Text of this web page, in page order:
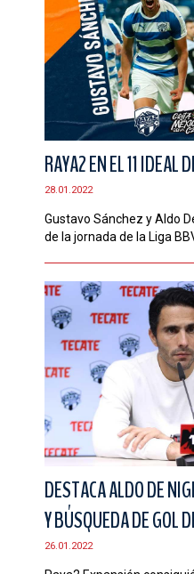
RAYA2 EN EL 11 IDEAL
28.01.2022
Gustavo Sánchez y Aldo
de la jornada de la Liga
DESTACA ALDO DE
Y BÚSQUEDA DE GOL
26.01.2022